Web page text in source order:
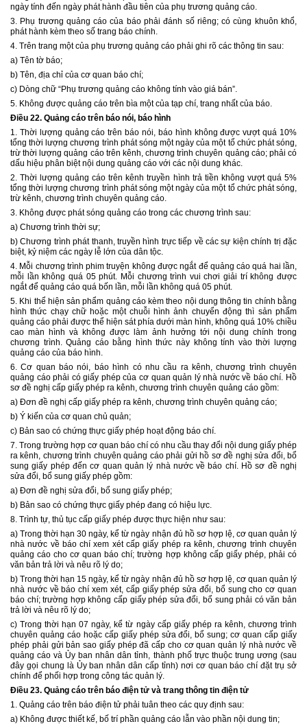
ngày tính đến ngày phát hành đầu tiên của phụ trương quảng cáo.
3. Phụ trương quảng cáo của báo phải đánh số riêng; có cùng khuôn khổ,
phát hành kèm theo số trang báo chính.
4. Trên trang một của phụ trương quảng cáo phải ghi rõ các thông tin sau:
a) Tên tờ báo;
b) Tên, địa chỉ của cơ quan báo chí;
c) Dòng chữ “Phụ trương quảng cáo không tính vào giá bán”.
5. Không được quảng cáo trên bìa một của tạp chí, trang nhất của báo.
Điều 22. Quảng cáo trên báo nói, báo hình
1. Thời lượng quảng cáo trên báo nói, báo hình không được vượt quá 10%
tổng thời lượng chương trình phát sóng một ngày của một tổ chức phát sóng,
trừ thời lượng quảng cáo trên kênh, chương trình chuyên quảng cáo; phải có
dấu hiệu phân biệt nội dung quảng cáo với các nội dung khác.
2. Thời lượng quảng cáo trên kênh truyền hình trả tiền không vượt quá 5%
tổng thời lượng chương trình phát sóng một ngày của một tổ chức phát sóng,
trừ kênh, chương trình chuyên quảng cáo.
3. Không được phát sóng quảng cáo trong các chương trình sau:
a) Chương trình thời sự;
b) Chương trình phát thanh, truyền hình trực tiếp về các sự kiện chính trị đặc
biệt, kỷ niệm các ngày lễ lớn của dân tộc.
4. Mỗi chương trình phim truyện không được ngắt để quảng cáo quá hai lần,
mỗi lần không quá 05 phút. Mỗi chương trình vui chơi giải trí không được
ngắt để quảng cáo quá bốn lần, mỗi lần không quá 05 phút.
5. Khi thể hiện sản phẩm quảng cáo kèm theo nội dung thông tin chính bằng
hình thức chạy chữ hoặc một chuỗi hình ảnh chuyển động thì sản phẩm
quảng cáo phải được thể hiện sát phía dưới màn hình, không quá 10% chiều
cao màn hình và không được làm ảnh hưởng tới nội dung chính trong
chương trình. Quảng cáo bằng hình thức này không tính vào thời lượng
quảng cáo của báo hình.
6. Cơ quan báo nói, báo hình có nhu cầu ra kênh, chương trình chuyên
quảng cáo phải có giấy phép của cơ quan quản lý nhà nước về báo chí. Hồ
sơ đề nghị cấp giấy phép ra kênh, chương trình chuyên quảng cáo gồm:
a) Đơn đề nghị cấp giấy phép ra kênh, chương trình chuyên quảng cáo;
b) Ý kiến của cơ quan chủ quản;
c) Bản sao có chứng thực giấy phép hoạt động báo chí.
7. Trong trường hợp cơ quan báo chí có nhu cầu thay đổi nội dung giấy phép
ra kênh, chương trình chuyên quảng cáo phải gửi hồ sơ đề nghị sửa đổi, bổ
sung giấy phép đến cơ quan quản lý nhà nước về báo chí. Hồ sơ đề nghị
sửa đổi, bổ sung giấy phép gồm:
a) Đơn đề nghị sửa đổi, bổ sung giấy phép;
b) Bản sao có chứng thực giấy phép đang có hiệu lực.
8. Trình tự, thủ tục cấp giấy phép được thực hiện như sau:
a) Trong thời hạn 30 ngày, kể từ ngày nhận đủ hồ sơ hợp lệ, cơ quan quản lý
nhà nước về báo chí xem xét cấp giấy phép ra kênh, chương trình chuyên
quảng cáo cho cơ quan báo chí; trường hợp không cấp giấy phép, phải có
văn bản trả lời và nêu rõ lý do;
b) Trong thời hạn 15 ngày, kể từ ngày nhận đủ hồ sơ hợp lệ, cơ quan quản lý
nhà nước về báo chí xem xét, cấp giấy phép sửa đổi, bổ sung cho cơ quan
báo chí; trường hợp không cấp giấy phép sửa đổi, bổ sung phải có văn bản
trả lời và nêu rõ lý do;
c) Trong thời hạn 07 ngày, kể từ ngày cấp giấy phép ra kênh, chương trình
chuyên quảng cáo hoặc cấp giấy phép sửa đổi, bổ sung; cơ quan cấp giấy
phép phải gửi bản sao giấy phép đã cấp cho cơ quan quản lý nhà nước về
quảng cáo và Ủy ban nhân dân tỉnh, thành phố trực thuộc trung ương (sau
đây gọi chung là Ủy ban nhân dân cấp tỉnh) nơi cơ quan báo chí đặt trụ sở
chính để phối hợp trong công tác quản lý.
Điều 23. Quảng cáo trên báo điện tử và trang thông tin điện tử
1. Quảng cáo trên báo điện tử phải tuân theo các quy định sau:
a) Không được thiết kế, bố trí phần quảng cáo lẫn vào phần nội dung tin;